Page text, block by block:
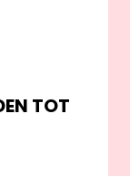
TOT